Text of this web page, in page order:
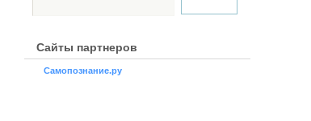
Сайты партнеров
Самопознание.ру